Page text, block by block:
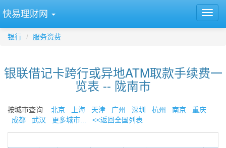
快易理财网
银行 服务资费
银联借记卡跨行或异地ATM取款手续费一
览表 -- 陇南市
按城市查询: 北京 上海 天津 广州 深圳 杭州 南京
重庆
成都
武汉 更多城市... <<返回全国列表